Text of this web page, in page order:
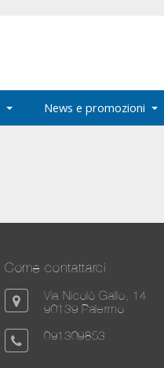
News e promozioni
Come contattarci
Via Nicolò Gallo, 14
90139 Palermo
091309853